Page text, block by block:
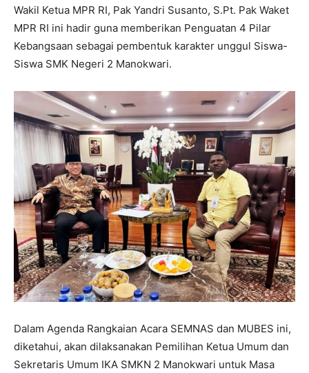
Wakil Ketua MPR RI, Pak Yandri Susanto, S.Pt. Pak Waket
MPR RI ini hadir guna memberikan Penguatan 4 Pilar
Kebangsaan sebagai pembentuk karakter unggul Siswa-
Siswa SMK Negeri 2 Manokwari.
Dalam Agenda Rangkaian Acara SEMNAS dan MUBES ini,
diketahui, akan dilaksanakan Pemilihan Ketua Umum dan
Sekretaris Umum IKA SMKN 2 Manokwari untuk Masa